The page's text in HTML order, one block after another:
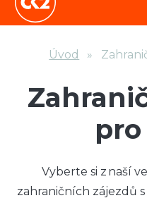
Úvod
Vyberte si z naší
zahraničních zájezdů